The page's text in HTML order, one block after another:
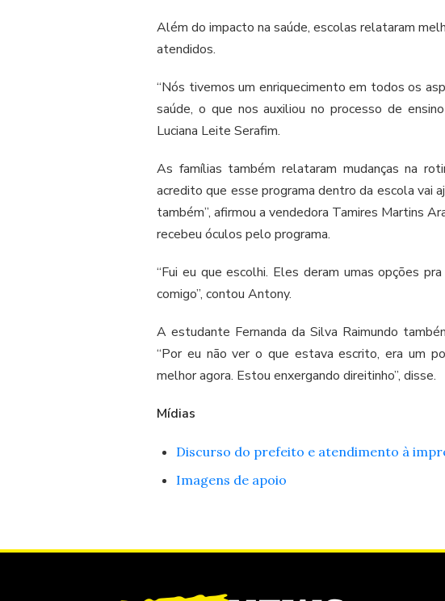
Além do impacto na saúde, escolas relataram
atendidos.
“Nós tivemos um enriquecimento em todos os
saúde, o que nos auxiliou no processo de
Luciana Leite Serafim.
As famílias também relataram mudanças na
acredito que esse programa dentro da escola vai
também”, afirmou a vendedora Tamires Martins
recebeu óculos pelo programa.
“Fui eu que escolhi. Eles deram umas opções
comigo”, contou Antony.
A estudante Fernanda da Silva Raimundo
“Por eu não ver o que estava escrito, era um
melhor agora. Estou enxergando direitinho”, disse.
Mídias
Discurso do prefeito e atendimento à
Imagens de apoio